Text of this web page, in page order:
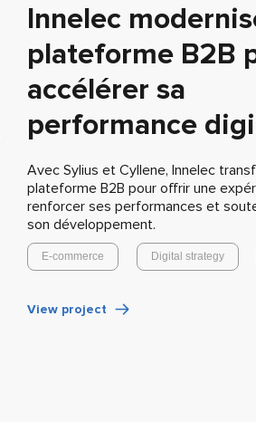
Innelec
plateforme B2B
accélérer sa
performance
Avec Sylius et Cyllene, Innelec
plateforme B2B pour offrir une
renforcer ses performances et
son développement.
E-commerce Digital strategy
View project